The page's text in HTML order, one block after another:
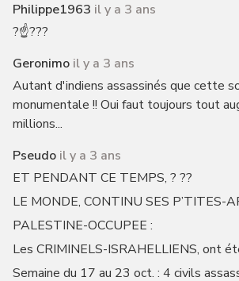
Philippe1963 il y a 3 ans
?☝️???
Geronimo il y a 3 ans
Autant d'indiens assassinés que cette
monumentale !! Oui faut toujours tout
millions...
Pseudo il y a 3 ans
ET PENDANT CE TEMPS, ? ??
LE MONDE, CONTINU SES P’TITES-
PALESTINE-OCCUPEE :
Les CRIMINELS-ISRAHELLIENS, ont
Semaine du 17 au 23 oct. : 4 civils